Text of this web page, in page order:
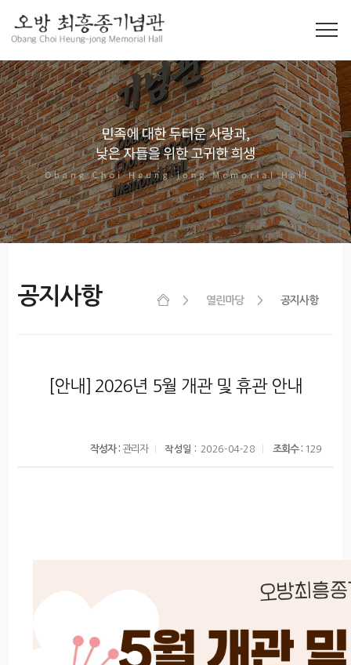
공지사항 열린마당 공지사항
[안내] 2026년 5월 개관 및 휴관 안내
작성자 : 관리자 작성일 : 2026-04-28 조회수 : 129